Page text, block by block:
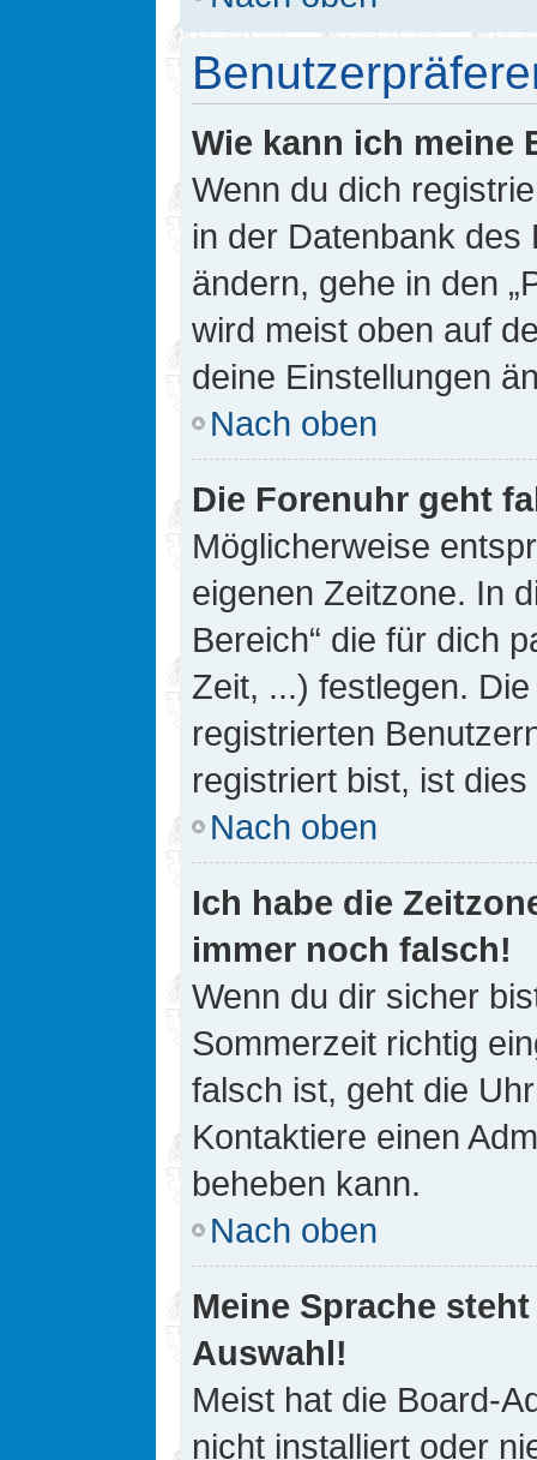
Wie kann ich meine
Wenn du dich
in der Datenbank
ändern, gehe in den
wird meist oben auf
deine Einstellungen
Nach oben
Die Forenuhr geht
Möglicherweise
eigenen Zeitzone. In
Bereich“ die für dich
Zeit, ...) festlegen.
registrierten
registriert bist, ist
Nach oben
Ich habe die
immer noch falsch!
Wenn du dir sicher
Sommerzeit richtig
falsch ist, geht die
Kontaktiere einen
beheben kann.
Nach oben
Meine Sprache
Auswahl!
Meist hat die Board-
nicht installiert oder